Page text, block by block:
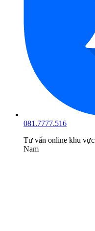
081.7777.516
Tư vấn online khu vực
Nam